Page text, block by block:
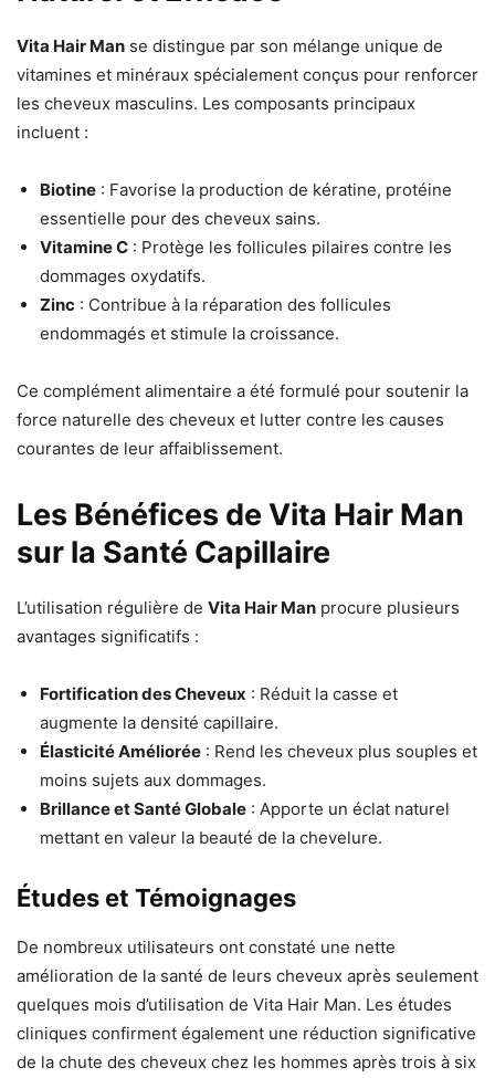
Vita Hair Man se distingue par son mélange unique de
vitamines et minéraux spécialement conçus pour renforcer
les cheveux masculins. Les composants principaux
incluent :
Biotine : Favorise la production de kératine, protéine
essentielle pour des cheveux sains.
Vitamine C : Protège les follicules pilaires contre les
dommages oxydatifs.
Zinc : Contribue à la réparation des follicules
endommagés et stimule la croissance.
Ce complément alimentaire a été formulé pour soutenir la
force naturelle des cheveux et lutter contre les causes
courantes de leur affaiblissement.
Les Bénéfices de Vita Hair Man
sur la Santé Capillaire
L’utilisation régulière de Vita Hair Man procure plusieurs
avantages significatifs :
Fortification des Cheveux : Réduit la casse et
augmente la densité capillaire.
Élasticité Améliorée : Rend les cheveux plus souples et
moins sujets aux dommages.
Brillance et Santé Globale : Apporte un éclat naturel
mettant en valeur la beauté de la chevelure.
Études et Témoignages
De nombreux utilisateurs ont constaté une nette
amélioration de la santé de leurs cheveux après seulement
quelques mois d’utilisation de Vita Hair Man. Les études
cliniques confirment également une réduction significative
de la chute des cheveux chez les hommes après trois à six